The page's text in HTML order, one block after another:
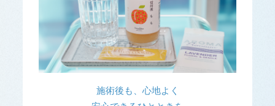
施術後も、心地よく